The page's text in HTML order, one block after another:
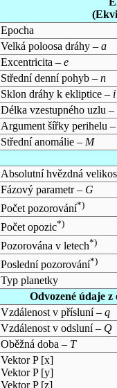
Epocha
Velká poloosa dráhy – a
Excentricita – e
Střední denní pohyb – n
Sklon dráhy k ekliptice – i
Délka vzestupného uzlu –
Argument šířky perihelu
Střední anomálie – M
Absolutní hvězdná
Fázový parametr – G
Počet pozorování*)
Počet opozic*)
Pozorována v letech*)
Poslední pozorování*)
Typ planetky
Odvozené údaje
Vzdálenost v přísluní – q
Vzdálenost v odsluní – Q
Oběžná doba – T
Vektor P [x]
Vektor P [y]
Vektor P [z]